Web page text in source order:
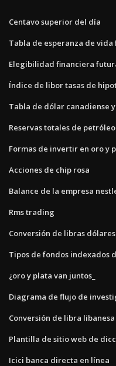
Centavo superior del día
Tabla de esperanza de vida
Elegibilidad financiera
Índice de libor tasas de
Tabla de dólar canadiense
Reservas totales de petróleo
Formas de invertir en oro y
Acciones de chip rosa
Balance de la empresa
Rms trading
Conversión de libras
Tipos de fondos indexados
¿oro y plata van juntos_
Diagrama de flujo de
Conversión de libra
Plantilla de sitio web de
Icici banca directa en línea